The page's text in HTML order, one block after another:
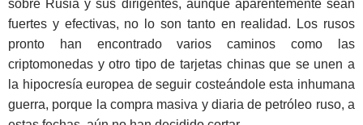
sobre Rusia y sus dirigentes, aunque aparentemente sean
fuertes y efectivas, no lo son tanto en realidad. Los rusos
pronto han encontrado varios caminos como las
criptomonedas y otro tipo de tarjetas chinas que se unen a
la hipocresía europea de seguir costeándole esta inhumana
guerra, porque la compra masiva y diaria de petróleo ruso, a